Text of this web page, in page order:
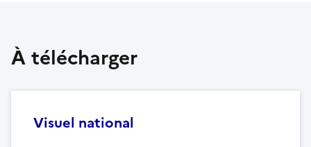
À télécharger
Visuel national